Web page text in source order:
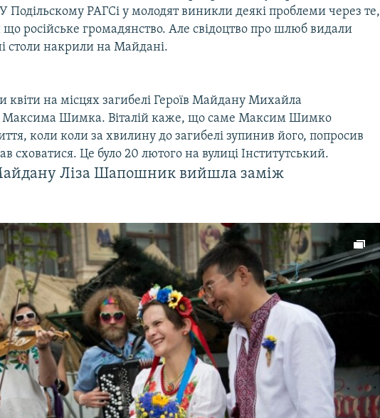
РАГСі у молодят виникли деякі проблеми через те,
що російське громадянство. Але свідоцтво про шлюб видали
столи накрили на Майдані.
квіти на місцях загибелі Героїв Майдану Михайла
Максима Шимка. Віталій каже, що саме Максим Шимко
коли коли за хвилину до загибелі зупинив його, попросив
сховатися. Це було 20 лютого на вулиці Інститутський.
Ліза Шапошник вийшла заміж